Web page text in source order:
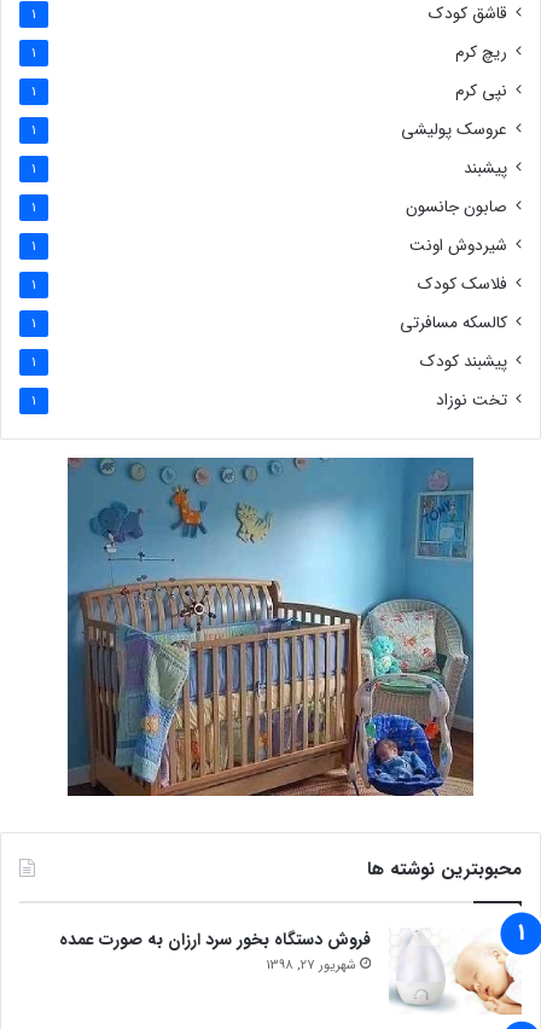
قاشق کودک 1
ریچ کرم 1
نپی کرم 1
عروسک پولیشی 1
پیشبند 1
صابون جانسون 1
شیردوش اونت 1
فلاسک کودک 1
کالسکه مسافرتی 1
پیشبند کودک 1
تخت نوزاد 1
محبوبترین نوشته ها
فروش دستگاه بخور سرد ارزان به صورت عمده
شهریور 27, 1398